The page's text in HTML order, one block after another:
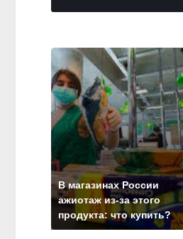
В магазинах России
ажиотаж из-за этого
продукта: что купить?